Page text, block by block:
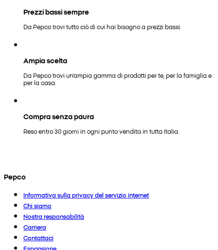
Prezzi bassi sempre
Da Pepco trovi tutto ciò di cui hai bisogno a prezzi bassi.
Ampia scelta
Da Pepco trovi un'ampia gamma di prodotti per te, per la famiglia e
per la casa.
Compra senza paura
Reso entro 30 giorni in ogni punto vendita in tutta Italia.
Pepco
Informativa sulla privacy del servizio internet
Chi siamo
Nostra responsabilità
Carriera
Contattaci
Espansione